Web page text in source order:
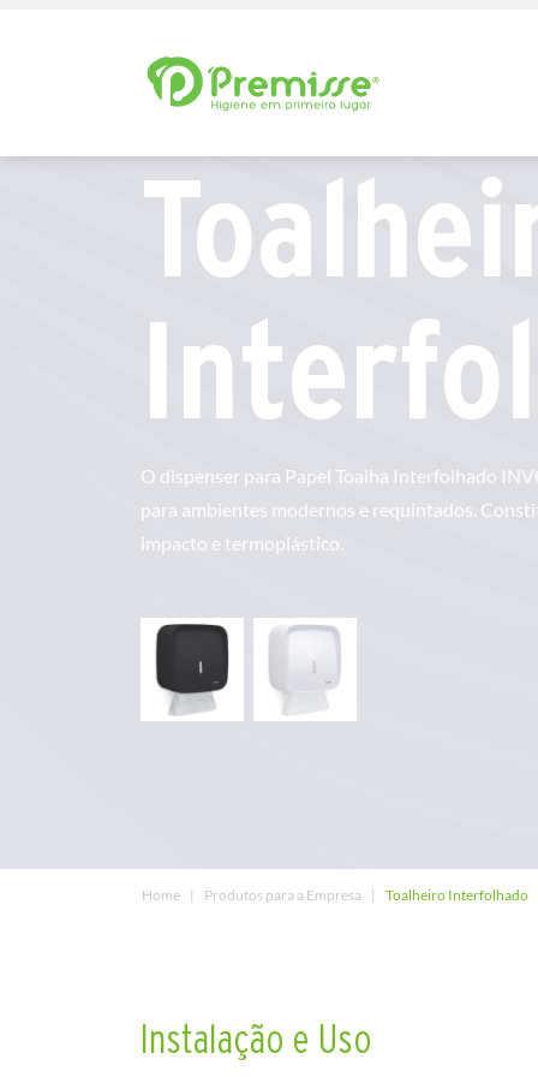
O dispenser para Papel Toalha Interfolhado
para ambientes modernos e requintados.
impacto e termoplástico.
Home Produtos para a Empresa Toalheiro Interfolhado
Instalação e Uso